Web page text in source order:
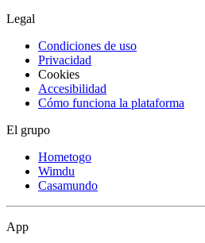
Legal
Condiciones de uso
Privacidad
Cookies
Accesibilidad
Cómo funciona la plataforma
El grupo
Hometogo
Wimdu
Casamundo
App